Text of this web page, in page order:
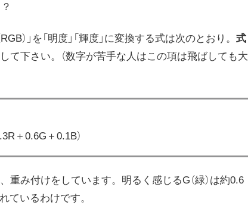
）」を「明度」「輝度」に変換する式は次のとおり。 式
て下さい。（数字が苦手な人はこの項は飛ばしても大
＋0.6G＋0.1B）
、重み付けをしています。明るく感じるG（緑）は約0.6
ているわけです。